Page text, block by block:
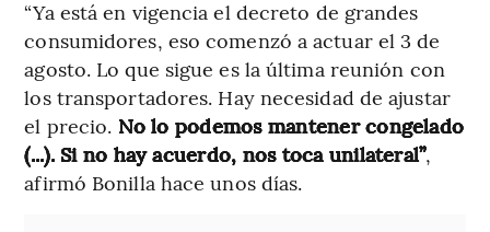
“Ya está en vigencia el decreto de grandes
consumidores, eso comenzó a actuar el 3 de
agosto. Lo que sigue es la última reunión con
los transportadores. Hay necesidad de ajustar
el precio. No lo podemos mantener congelado
(...). Si no hay acuerdo, nos toca unilateral”,
afirmó Bonilla hace unos días.